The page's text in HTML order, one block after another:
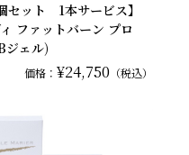
セット 1本サービス】
ファットバーン プロ
ジェル)
価格： ¥24,750 （税込）